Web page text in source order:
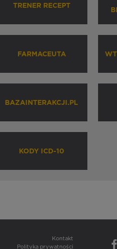
TRENER RECEPT
FARMACEUTA
BAZAINTERAKCJI.PL
KODY ICD-10
Kontakt
Polityka prywatności